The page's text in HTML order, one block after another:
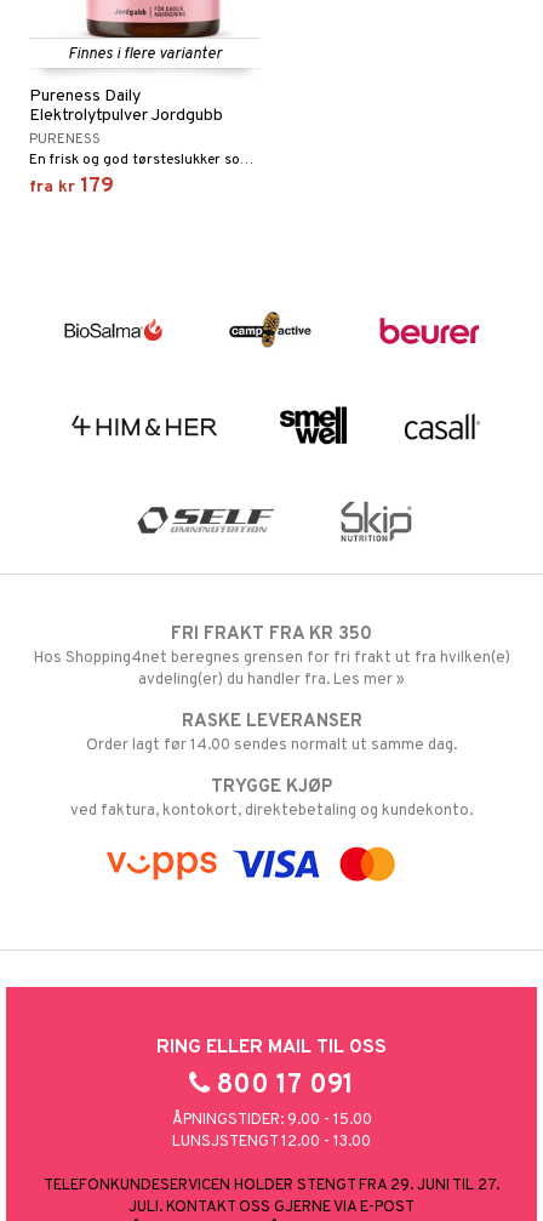
Finnes i flere varianter
Pureness Daily
Elektrolytpulver Jordgubb
PURENESS
En frisk og god tørsteslukker som bidrar til å opprettholde elektrolyttbalansen i kroppen.
fra kr 179
FRI FRAKT FRA KR 350
Hos Shopping4net beregnes grensen for fri frakt ut fra hvilken(e)
avdeling(er) du handler fra. Les mer »
RASKE LEVERANSER
Order lagt før 14.00 sendes normalt ut samme dag.
TRYGGE KJØP
ved faktura, kontokort, direktebetaling og kundekonto.
RING ELLER MAIL TIL OSS
800 17 091
ÅPNINGSTIDER: 9.00 - 15.00
LUNSJSTENGT 12.00 - 13.00
TELEFONKUNDESERVICEN HOLDER STENGT FRA 29. JUNI TIL 27.
JULI. KONTAKT OSS GJERNE VIA E-POST